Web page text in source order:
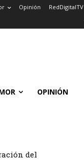
Opinión RedDigitalTV
OPINIÓN
del